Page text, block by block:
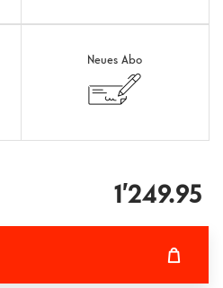
Neues Abo
1’249.95